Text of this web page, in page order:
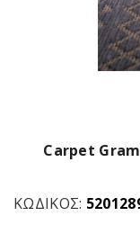
Carpet
ΚΩΔΙΚΌΣ: